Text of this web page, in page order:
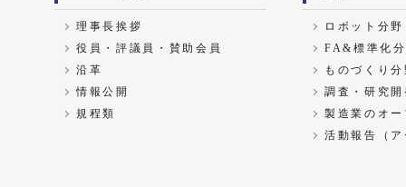
理事長挨拶
役員・評議員・賛助会員
沿革
情報公開
規程類
ロボット分野
FA&標準化
ものづくり
調査・研究
製造業のオ
活動報告（